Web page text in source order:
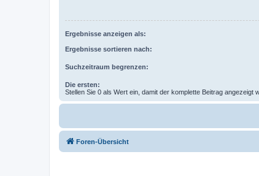
Ergebnisse anzeigen als:
Ergebnisse sortieren nach:
Suchzeitraum begrenzen:
Die ersten:
Stellen Sie 0 als Wert ein, damit der komplette Beitrag angezeigt
Foren-Übersicht